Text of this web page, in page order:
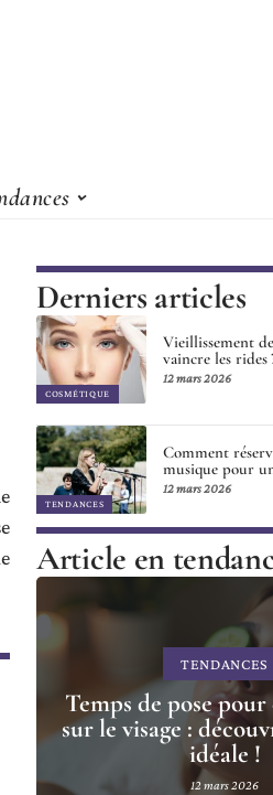
Derniers articles
COSMÉTIQUE
Vieillissement
vaincre les rides
12 mars 2026
TENDANCES
Comment
musique pour
12 mars 2026
Article en
TENDANCES
Temps de pose
sur le visage :
idéale !
12 mars 2026